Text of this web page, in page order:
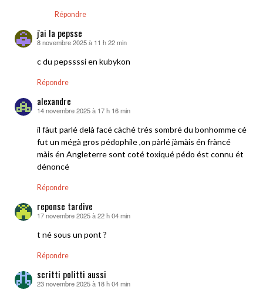
Répondre
j'ai la pepsse
dit :
8 novembre 2025 à 11 h 22 min
c du pepssssi en kubykon
Répondre
alexandre
dit :
14 novembre 2025 à 17 h 16 min
il fàut parlé delà facé càché trés sombré du bonhomme cé
fut un mégà gros pédophile ,on pàrlé jàmàis én fràncé
màis én Angleterre sont coté toxiqué pédo ést connu ét
dénoncé
Répondre
reponse tardive
dit :
17 novembre 2025 à 22 h 04 min
t né sous un pont ?
Répondre
scritti politti aussi
dit :
23 novembre 2025 à 18 h 04 min